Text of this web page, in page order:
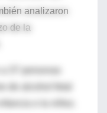
analizaron
de la
37 personas
de alcohol fetal